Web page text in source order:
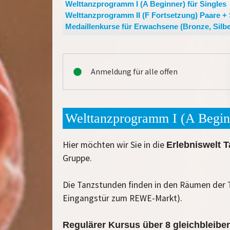
Welttanzprogramm I (A Beginner) für Singles
Welttanzprogramm II (F Fortsetzung) Paare +
Medaillenkurse für Erwachsene (Bronze,
Anmeldung für alle offen
Welttanzprogramm I (A
Hier möchten wir Sie in die Erlebniswelt
Gruppe.
Die Tanzstunden finden in den Räumen
Eingangstür zum REWE-Markt).
Regulärer Kursus über 8